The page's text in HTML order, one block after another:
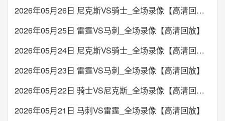
2026年05月26日 尼克斯VS骑士_全场录像【高清回放】
2026年05月25日 雷霆VS马刺_全场录像【高清回放】
2026年05月24日 尼克斯VS骑士_全场录像【高清回放】
2026年05月23日 雷霆VS马刺_全场录像【高清回放】
2026年05月22日 骑士VS尼克斯_全场录像【高清回放】
2026年05月21日 马刺VS雷霆_全场录像【高清回放】